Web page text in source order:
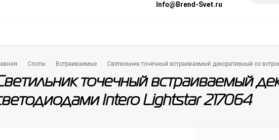
Info@Brend-Svet.ru
Споты Встраиваемые Светильник точечный встраиваемый декоративный со
точечный встраиваемый
Intero Lightstar 217064